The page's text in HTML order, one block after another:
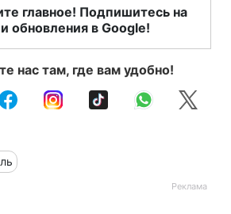
главное! Подпишитесь на
обновления в Google!
нас там, где вам удобно!